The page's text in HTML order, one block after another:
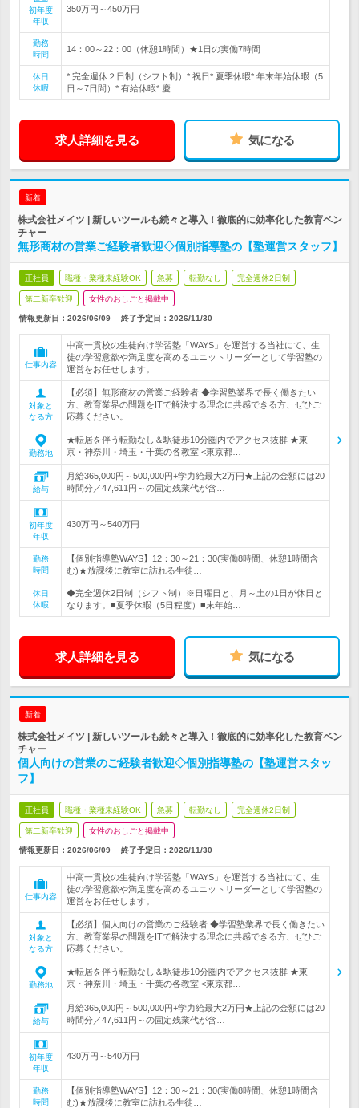
初年度
年収
350万円～450万円
勤務
時間
14：00～22：00（休憩1時間）★1日の実働7時間
休日
休暇
* 完全週休２日制（シフト制）* 祝日* 夏季休暇* 年末年始休暇（5
日～7日間）* 有給休暇* 慶…
求人詳細を見る 気になる
新着
株式会社メイツ | 新しいツールも続々と導入！徹底的に効率化した教育ベン
チャー
無形商材の営業ご経験者歓迎◇個別指導塾の【塾運営スタッフ】
正社員 職種・業種未経験OK 急募 転勤なし 完全週休2日制
第二新卒歓迎 女性のおしごと掲載中
情報更新日：2026/06/09 終了予定日： 2026/11/30
仕事内容
中高一貫校の生徒向け学習塾「WAYS」を運営する当社にて、生
徒の学習意欲や満足度を高めるユニットリーダーとして学習塾の
運営をお任せします。
対象と
なる方
【必須】無形商材の営業ご経験者 ◆学習塾業界で長く働きたい
方、教育業界の問題をITで解決する理念に共感できる方、ぜひご
応募ください。
勤務地
★転居を伴う転勤なし＆駅徒歩10分圏内でアクセス抜群 ★東
京・神奈川・埼玉・千葉の各教室 <東京都…
給与
月給365,000円～500,000円+学力給最大2万円★上記の金額には20
時間分／47,611円～の固定残業代が含…
初年度
年収
430万円～540万円
勤務
時間
【個別指導塾WAYS】12：30～21：30(実働8時間、休憩1時間含
む)★放課後に教室に訪れる生徒…
休日
休暇
◆完全週休2日制（シフト制）※日曜日と、月～土の1日が休日と
なります。■夏季休暇（5日程度）■末年始…
求人詳細を見る 気になる
新着
株式会社メイツ | 新しいツールも続々と導入！徹底的に効率化した教育ベン
チャー
個人向けの営業のご経験者歓迎◇個別指導塾の【塾運営スタッ
フ】
正社員 職種・業種未経験OK 急募 転勤なし 完全週休2日制
第二新卒歓迎 女性のおしごと掲載中
情報更新日：2026/06/09 終了予定日： 2026/11/30
仕事内容
中高一貫校の生徒向け学習塾「WAYS」を運営する当社にて、生
徒の学習意欲や満足度を高めるユニットリーダーとして学習塾の
運営をお任せします。
対象と
なる方
【必須】個人向けの営業のご経験者 ◆学習塾業界で長く働きたい
方、教育業界の問題をITで解決する理念に共感できる方、ぜひご
応募ください。
勤務地
★転居を伴う転勤なし＆駅徒歩10分圏内でアクセス抜群 ★東
京・神奈川・埼玉・千葉の各教室 <東京都…
給与
月給365,000円～500,000円+学力給最大2万円★上記の金額には20
時間分／47,611円～の固定残業代が含…
初年度
年収
430万円～540万円
勤務
時間
【個別指導塾WAYS】12：30～21：30(実働8時間、休憩1時間含
む)★放課後に教室に訪れる生徒…